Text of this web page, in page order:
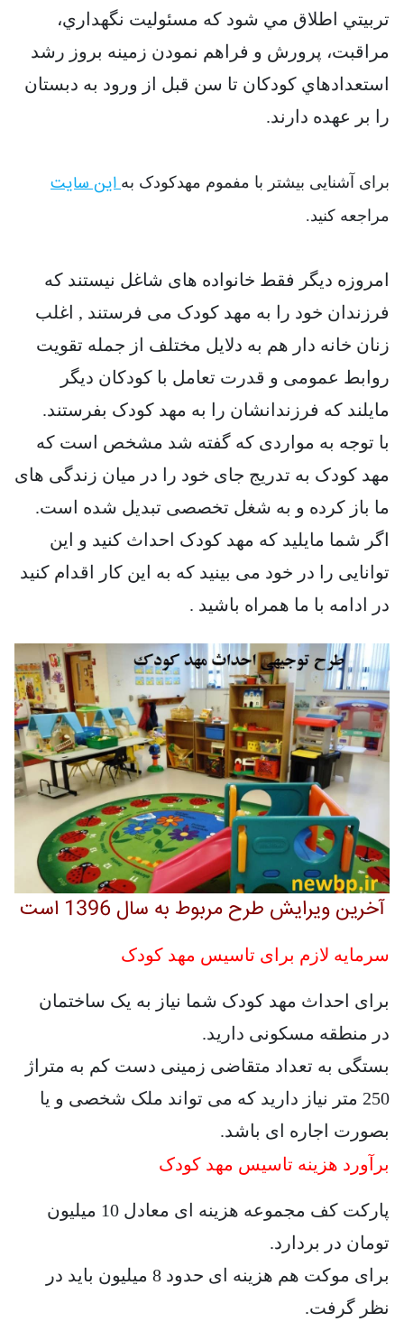
تربيتي اطلاق مي شود كه مسئوليت نگهداري،
مراقبت، پرورش و فراهم نمودن زمينه بروز رشد
استعدادهاي كودكان تا سن قبل از ورود به دبستان
را بر عهده دارند.
برای آشنایی بیشتر با مفموم مهدکودک بهاین سایت
مراجعه کنید.
امروزه دیگر فقط خانواده های شاغل نیستند که
فرزندان خود را به مهد کودک می فرستند , اغلب
زنان خانه دار هم به دلایل مختلف از جمله تقویت
روابط عمومی و قدرت تعامل با کودکان دیگر
مایلند که فرزندانشان را به مهد کودک بفرستند.
با توجه به مواردی که گفته شد مشخص است که
مهد کودک به تدریج جای خود را در میان زندگی های
ما باز کرده و به شغل تخصصی تبدیل شده است.
اگر شما مایلید که مهد کودک احداث کنید و این
توانایی را در خود می بینید که به این کار اقدام کنید
در ادامه با ما همراه باشید .
آخرین ویرایش طرح مربوط به سال 1396 است
سرمایه لازم برای تاسیس مهد کودک
برای احداث مهد کودک شما نیاز به یک ساختمان
در منطقه مسکونی دارید.
بستگی به تعداد متقاضی زمینی دست کم به متراژ
250 متر نیاز دارید که می تواند ملک شخصی و یا
بصورت اجاره ای باشد.
برآورد هزینه تاسیس مهد کودک
پارکت کف مجموعه هزینه ای معادل 10 میلیون
تومان در بردارد.
برای موکت هم هزینه ای حدود 8 میلیون باید در
نظر گرفت.